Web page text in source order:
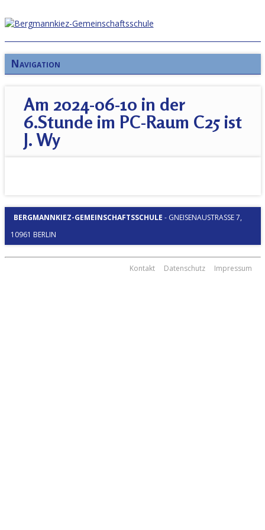
Navigation
Am 2024-06-10 in der
6.Stunde im PC-Raum C25 ist
J. Wy
BERGMANNKIEZ-GEMEINSCHAFTSSCHULE - GNEISENAUSTRASSE 7, 1
0961 BERLIN
Kontakt Datenschutz Impressum